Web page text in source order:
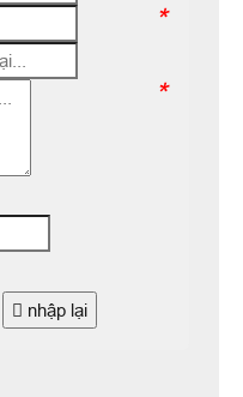
*
*
nhập lại